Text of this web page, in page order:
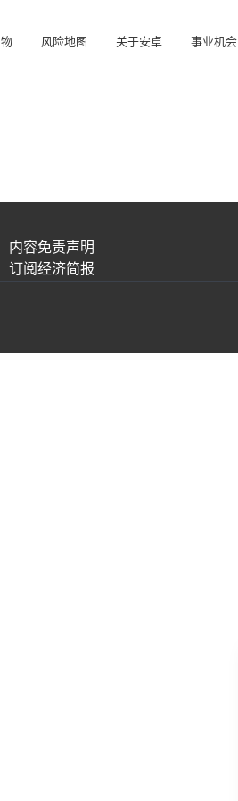
风险地图 关于安卓 事业机会
内容免责声明
订阅经济简报